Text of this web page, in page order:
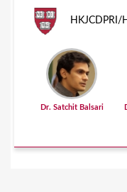
HKJCDPRI/
Dr. Satchit Balsari